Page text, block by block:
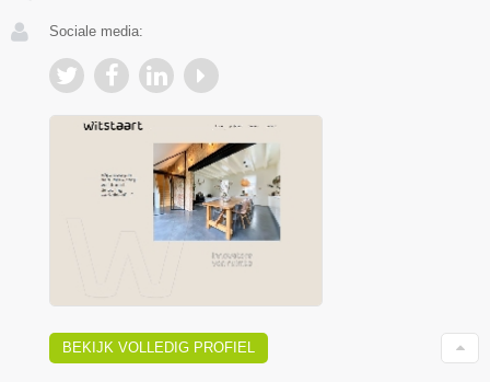
Sociale media:
BEKIJK VOLLEDIG PROFIEL